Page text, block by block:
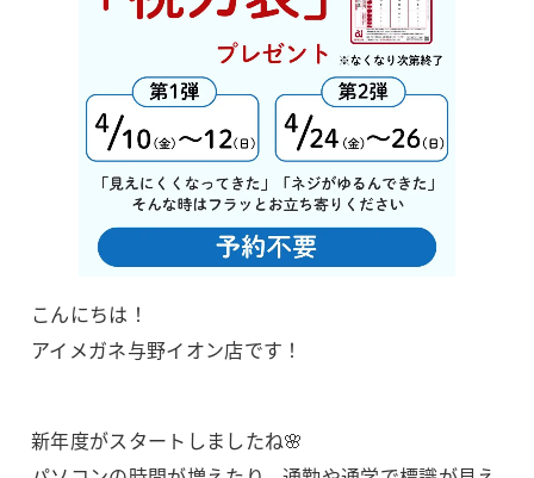
こんにちは！
アイメガネ与野イオン店です！
新年度がスタートしましたね🌸